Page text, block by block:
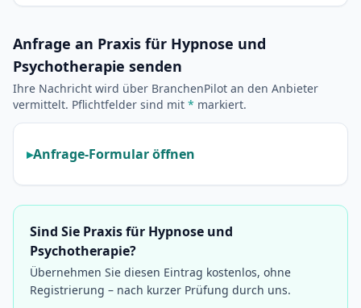
Anfrage an Praxis für Hypnose und
Psychotherapie senden
Ihre Nachricht wird über BranchenPilot an den Anbieter
vermittelt. Pflichtfelder sind mit * markiert.
Anfrage-Formular öffnen
Sind Sie Praxis für Hypnose und
Psychotherapie?
Übernehmen Sie diesen Eintrag kostenlos, ohne
Registrierung – nach kurzer Prüfung durch uns.